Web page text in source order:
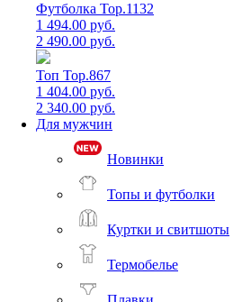
Футболка Top.1132
1 494.00 руб.
2 490.00 руб.
Топ Top.867
1 404.00 руб.
2 340.00 руб.
Для мужчин
Новинки
Топы и футболки
Куртки и свитшоты
Термобелье